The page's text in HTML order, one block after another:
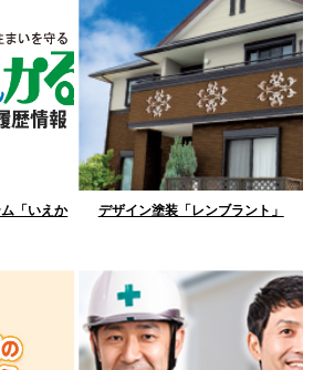
「いえか
デザイン塗装「レンブラント」